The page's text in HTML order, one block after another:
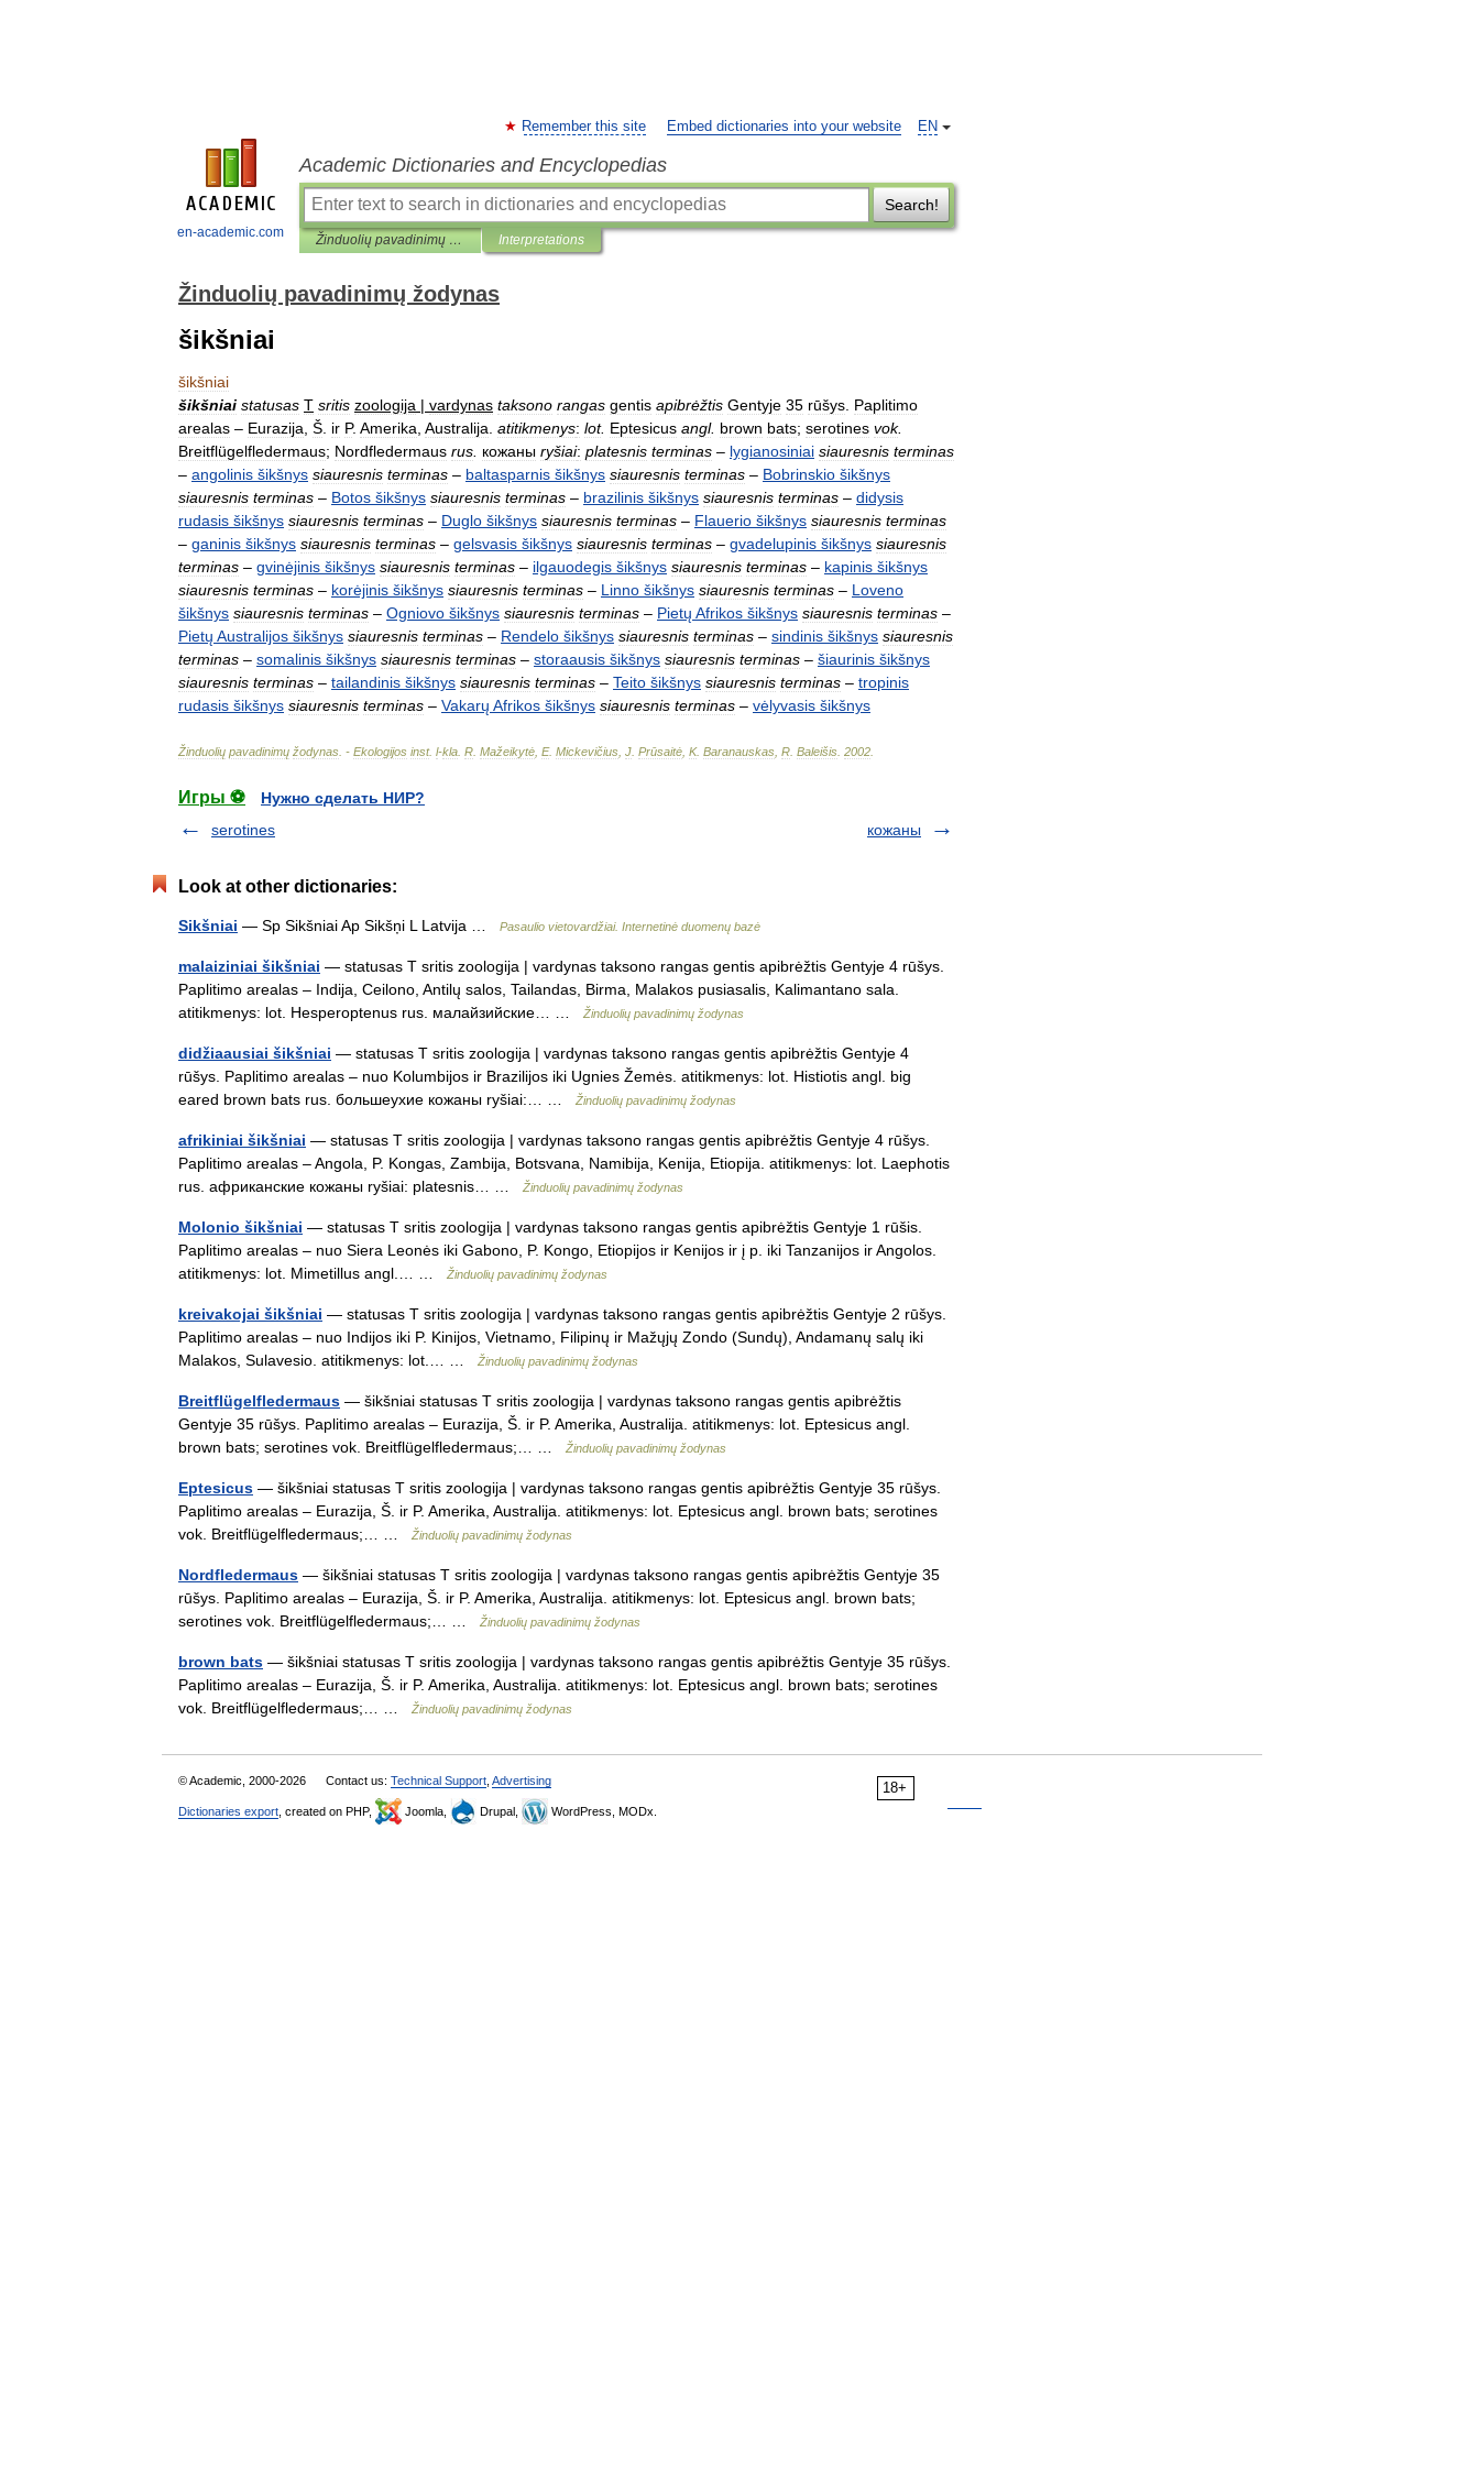
en-academic.com
EN
Remember this site Embed dictionaries into your website
Academic Dictionaries and Encyclopedias
Search!
Žinduolių pavadinimų žodynas Interpretations
Žinduolių pavadinimų žodynas
šikšniai
šikšniai
šikšniai statusas T sritis zoologija | vardynas taksono rangas gentis apibrėžtis Gentyje 35 rūšys Paplitimo
arealas – Eurazija Š ir P. Amerika Australija atitikmenys: lot. Eptesicus angl. brown bats; serotines vok.
Breitflügelfledermaus; Nordfledermaus rus кожаны ryšiai: platesnis terminas – lygianosiniai siauresnis terminas
– angolinis šikšnys siauresnis terminas – baltasparnis šikšnys siauresnis terminas – Bobrinskio šikšnys
siauresnis terminas – Botos šikšnys siauresnis terminas – brazilinis šikšnys siauresnis terminas – didysis
rudasis šikšnys siauresnis terminas – Duglo šikšnys siauresnis terminas – Flauerio šikšnys siauresnis terminas
– ganinis šikšnys siauresnis terminas – gelsvasis šikšnys siauresnis terminas – gvadelupinis šikšnys siauresnis
terminas – gvinėjinis šikšnys siauresnis terminas – ilgauodegis šikšnys siauresnis terminas – kapinis šikšnys
siauresnis terminas – korėjinis šikšnys siauresnis terminas – Linno šikšnys siauresnis terminas – Loveno
šikšnys siauresnis terminas – Ogniovo šikšnys siauresnis terminas – Pietų Afrikos šikšnys siauresnis terminas –
Pietų Australijos šikšnys siauresnis terminas – Rendelo šikšnys siauresnis terminas – sindinis šikšnys siauresnis
terminas – somalinis šikšnys siauresnis terminas – storaausis šikšnys siauresnis terminas – šiaurinis šikšnys
siauresnis terminas – tailandinis šikšnys siauresnis terminas – Teito šikšnys siauresnis terminas – tropinis
rudasis šikšnys siauresnis terminas – Vakarų Afrikos šikšnys siauresnis terminas – vėlyvasis šikšnys
Žinduolių pavadinimų žodynas . - Ekologijos inst. l-kla R Mažeikytė E. Mickevičius J Prūsaitė K. Baranauskas R Baleišis 2002
Игры ⚽
Нужно сделать НИР?
serotines
кожаны
Look at other dictionaries:
Sikšniai — Sp Sikšniai Ap Sikšņi L Latvija … Pasaulio vietovardžiai. Internetinė duomenų bazė
malaiziniai šikšniai — statusas T sritis zoologija | vardynas taksono rangas gentis apibrėžtis Gentyje 4 rūšys.
Paplitimo arealas – Indija, Ceilono, Antilų salos, Tailandas, Birma, Malakos pusiasalis, Kalimantano sala.
atitikmenys: lot. Hesperoptenus rus. малайзийские… …
Žinduolių pavadinimų žodynas
didžiaausiai šikšniai — statusas T sritis zoologija | vardynas taksono rangas gentis apibrėžtis Gentyje 4
rūšys. Paplitimo arealas – nuo Kolumbijos ir Brazilijos iki Ugnies Žemės. atitikmenys: lot. Histiotis angl. big
eared brown bats rus. большеухие кожаны ryšiai:… …
Žinduolių pavadinimų žodynas
afrikiniai šikšniai — statusas T sritis zoologija | vardynas taksono rangas gentis apibrėžtis Gentyje 4 rūšys.
Paplitimo arealas – Angola, P. Kongas, Zambija, Botsvana, Namibija, Kenija, Etiopija. atitikmenys: lot. Laephotis
rus. африканские кожаны ryšiai: platesnis… …
Žinduolių pavadinimų žodynas
Molonio šikšniai — statusas T sritis zoologija | vardynas taksono rangas gentis apibrėžtis Gentyje 1 rūšis.
Paplitimo arealas – nuo Siera Leonės iki Gabono, P. Kongo, Etiopijos ir Kenijos ir į p. iki Tanzanijos ir Angolos.
atitikmenys: lot. Mimetillus angl.… …
Žinduolių pavadinimų žodynas
kreivakojai šikšniai — statusas T sritis zoologija | vardynas taksono rangas gentis apibrėžtis Gentyje 2 rūšys.
Paplitimo arealas – nuo Indijos iki P. Kinijos, Vietnamo, Filipinų ir Mažųjų Zondo (Sundų), Andamanų salų iki
Malakos, Sulavesio. atitikmenys: lot.… …
Žinduolių pavadinimų žodynas
Breitflügelfledermaus — šikšniai statusas T sritis zoologija | vardynas taksono rangas gentis apibrėžtis
Gentyje 35 rūšys. Paplitimo arealas – Eurazija, Š. ir P. Amerika, Australija. atitikmenys: lot. Eptesicus angl.
brown bats; serotines vok. Breitflügelfledermaus;… …
Žinduolių pavadinimų žodynas
Eptesicus — šikšniai statusas T sritis zoologija | vardynas taksono rangas gentis apibrėžtis Gentyje 35 rūšys.
Paplitimo arealas – Eurazija, Š. ir P. Amerika, Australija. atitikmenys: lot. Eptesicus angl. brown bats; serotines
vok. Breitflügelfledermaus;… …
Žinduolių pavadinimų žodynas
Nordfledermaus — šikšniai statusas T sritis zoologija | vardynas taksono rangas gentis apibrėžtis Gentyje 35
rūšys. Paplitimo arealas – Eurazija, Š. ir P. Amerika, Australija. atitikmenys: lot. Eptesicus angl. brown bats;
serotines vok. Breitflügelfledermaus;… …
Žinduolių pavadinimų žodynas
brown bats — šikšniai statusas T sritis zoologija | vardynas taksono rangas gentis apibrėžtis Gentyje 35 rūšys.
Paplitimo arealas – Eurazija, Š. ir P. Amerika, Australija. atitikmenys: lot. Eptesicus angl. brown bats; serotines
vok. Breitflügelfledermaus;… …
Žinduolių pavadinimų žodynas
18+
© Academic, 2000-2026 Contact us: Technical Support Advertising
Dictionaries export , created on PHP, Joomla, Drupal, WordPress, MODx.